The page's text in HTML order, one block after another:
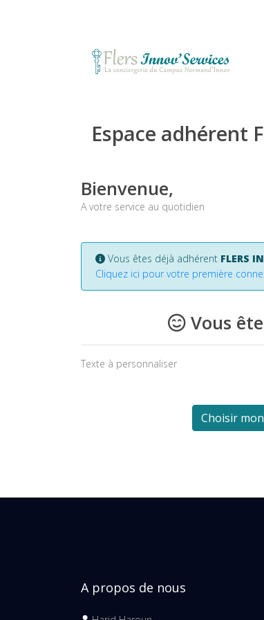
Espace adhérent
Bienvenue,
A votre service au quotidien
Vous êtes déjà adhérent FLERS
Cliquez ici pour votre première
Vous
Texte à personnaliser
Choisir
A propos de nous